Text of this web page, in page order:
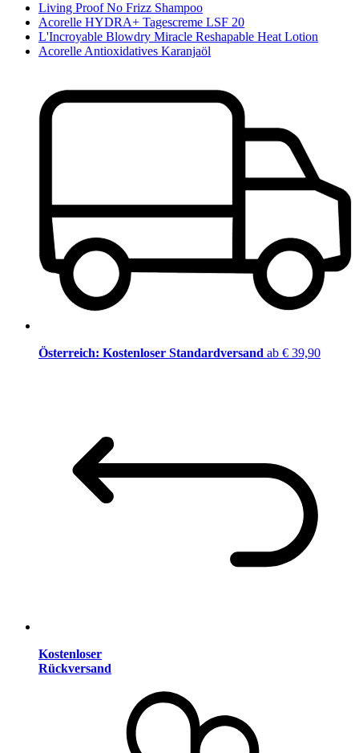
Living Proof No Frizz Shampoo
Acorelle HYDRA+ Tagescreme LSF 20
L'Incroyable Blowdry Miracle Reshapable Heat Lotion
Acorelle Antioxidatives Karanjaöl
Österreich: Kostenloser Standardversand ab € 39,90
Kostenloser
Rückversand